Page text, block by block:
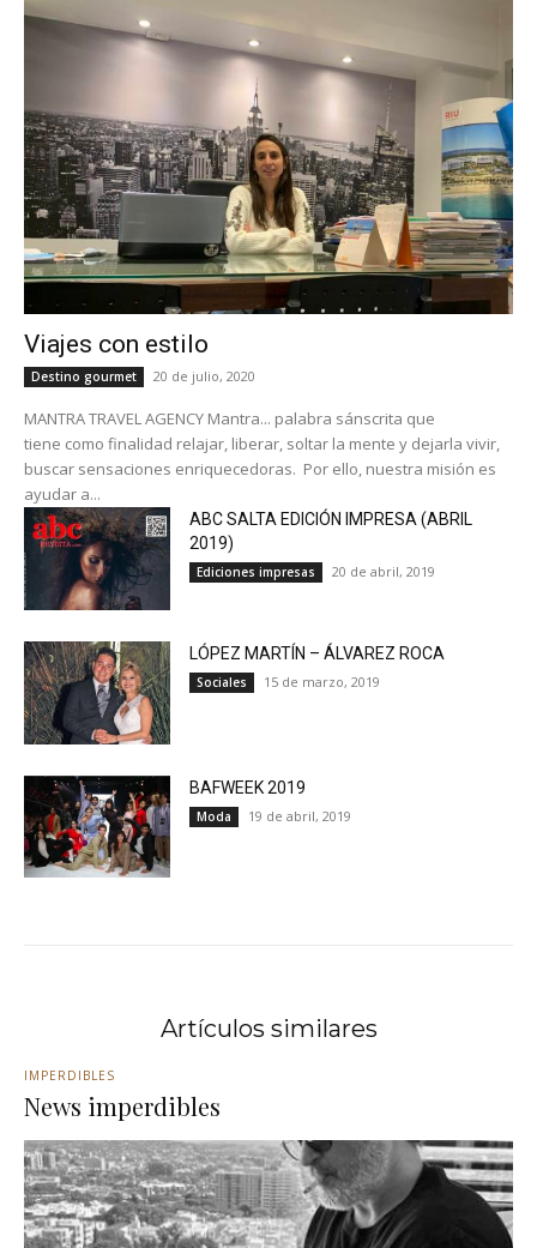
Viajes con estilo
Destino gourmet 20 de julio, 2020
MANTRA TRAVEL AGENCY Mantra... palabra sánscrita que
tiene como finalidad relajar, liberar, soltar la mente y dejarla vivir,
buscar sensaciones enriquecedoras. Por ello, nuestra misión es
ayudar a...
ABC SALTA EDICIÓN IMPRESA (ABRIL
2019)
Ediciones impresas 20 de abril, 2019
LÓPEZ MARTÍN – ÁLVAREZ ROCA
Sociales 15 de marzo, 2019
BAFWEEK 2019
Moda 19 de abril, 2019
Artículos similares
IMPERDIBLES
News imperdibles